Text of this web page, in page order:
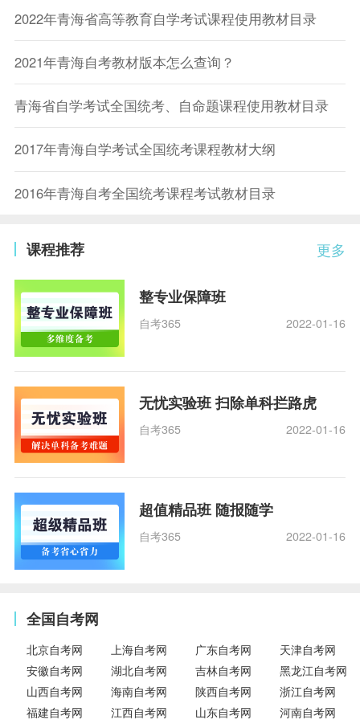
2022年青海省高等教育自学考试课程使用教材目录
2021年青海自考教材版本怎么查询？
青海省自学考试全国统考、自命题课程使用教材目录
2017年青海自学考试全国统考课程教材大纲
2016年青海自考全国统考课程考试教材目录
更多
课程推荐
整专业保障班
自考365 2022-01-16
无忧实验班 扫除单科拦路虎
自考365 2022-01-16
超值精品班 随报随学
自考365 2022-01-16
全国自考网
北京自考网 上海自考网 广东自考网
天津自考网
安徽自考网
湖北自考网 吉林自考网
黑龙江自考网
山西自考网
海南自考网 陕西自考网
浙江自考网
福建自考网
江西自考网 山东自考网 河南自考网